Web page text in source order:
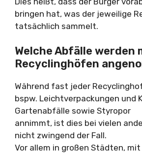
bringen hat, was der jeweilige
tatsächlich sammelt.
Welche Abfälle werden
Recyclinghöfen
Während fast jeder
bspw. Leichtverpackungen und
Gartenabfälle sowie Styropor
annimmt, ist dies bei vielen
nicht zwingend der Fall.
Vor allem in großen Städten,